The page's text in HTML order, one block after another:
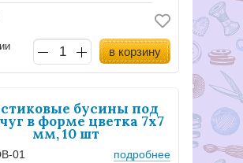
в корзину
бусины под
в форме цветка 7x7
мм, 10 шт
01 подробнее